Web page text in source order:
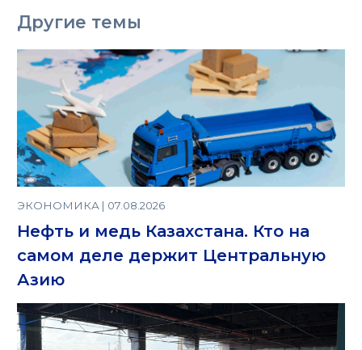
Другие темы
ЭКОНОМИКА | 07.08.2026
Нефть и медь Казахстана. Кто на
самом деле держит Центральную
Азию